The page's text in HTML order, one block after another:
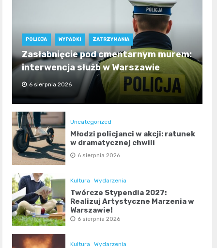
POLICJA WYPADKI ZATRZYMANIA
Zasłabnięcie pod cmentarnym murem:
interwencja służb w Warszawie
6 sierpnia 2026
Uncategorized
Młodzi policjanci w akcji: ratunek
w dramatycznej chwili
6 sierpnia 2026
Kultura Wydarzenia
Twórcze Stypendia 2027:
Realizuj Artystyczne Marzenia w
Warszawie!
6 sierpnia 2026
Kultura Wydarzenia